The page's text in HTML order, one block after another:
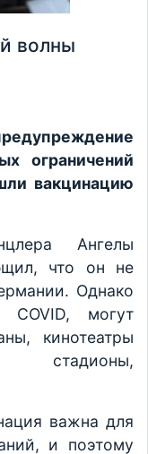
волны
ограничений
вакцинацию
Ангелы
что он не
Однако
могут
кинотеатры
важна для
и поэтому